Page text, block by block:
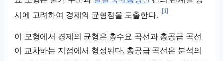
시에 고려하여 경제의 균형점을 도출한다.
[1]
이 모형에서 경제의 균형은 총수요 곡선과 총공급 곡선
이 교차하는 지점에서 형성된다. 총공급 곡선은 분석의